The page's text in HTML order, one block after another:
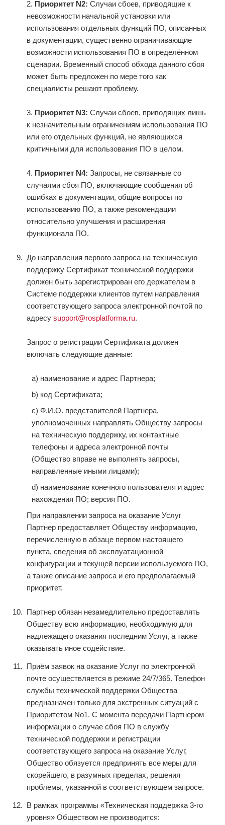
2. Приоритет N2: Случаи сбоев, приводящие к
невозможности начальной установки или
использования отдельных функций ПО, описанных
в документации, существенно ограничивающие
возможности использования ПО в определённом
сценарии. Временный способ обхода данного сбоя
может быть предложен по мере того как
специалисты решают проблему.
3. Приоритет N3: Случаи сбоев, приводящих лишь
к незначительным ограничениям использования ПО
или его отдельных функций, не являющихся
критичными для использования ПО в целом.
4. Приоритет N4: Запросы, не связанные со
случаями сбоя ПО, включающие сообщения об
ошибках в документации, общие вопросы по
использованию ПО, а также рекомендации
относительно улучшения и расширения
функционала ПО.
До направления первого запроса на техническую
поддержку Сертификат технической поддержки
должен быть зарегистрирован его держателем в
Системе поддержки клиентов путем направления
соответствующего запроса электронной почтой по
адресу support@rosplatforma.ru.
Запрос о регистрации Сертификата должен
включать следующие данные:
a) наименование и адрес Партнера;
b) код Сертификата;
c) Ф.И.О. представителей Партнера,
уполномоченных направлять Обществу запросы
на техническую поддержку, их контактные
телефоны и адреса электронной почты
(Общество вправе не выполнять запросы,
направленные иными лицами);
d) наименование конечного пользователя и адрес
нахождения ПО; версия ПО.
При направлении запроса на оказание Услуг
Партнер предоставляет Обществу информацию,
перечисленную в абзаце первом настоящего
пункта, сведения об эксплуатационной
конфигурации и текущей версии используемого ПО,
а также описание запроса и его предполагаемый
приоритет.
Партнер обязан незамедлительно предоставлять
Обществу всю информацию, необходимую для
надлежащего оказания последним Услуг, а также
оказывать иное содействие.
Приём заявок на оказание Услуг по электронной
почте осуществляется в режиме 24/7/365. Телефон
службы технической поддержки Общества
предназначен только для экстренных ситуаций с
Приоритетом No1. С момента передачи Партнером
информации о случае сбоя ПО в службу
технической поддержки и регистрации
соответствующего запроса на оказание Услуг,
Общество обязуется предпринять все меры для
скорейшего, в разумных пределах, решения
проблемы, указанной в соответствующем запросе.
В рамках программы «Техническая поддержка 3-го
уровня» Обществом не производится: